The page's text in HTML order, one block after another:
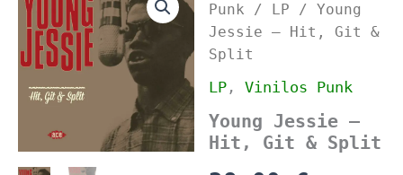
Punk / LP / Young
Jessie – Hit, Git &
Split
LP ,Vinilos Punk
Young Jessie –
Hit, Git & Split